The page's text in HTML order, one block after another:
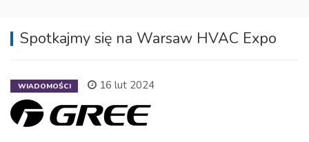
Spotkajmy się na Warsaw HVAC Expo
WIADOMOŚCI 16 lut 2024